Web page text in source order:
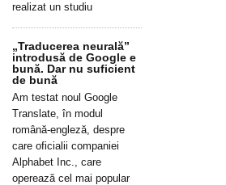
realizat un studiu
„Traducerea neurală”
introdusă de Google e
bună. Dar nu suficient
de bună
Am testat noul Google
Translate, în modul
română-engleză, despre
care oficialii companiei
Alphabet Inc., care
operează cel mai popular